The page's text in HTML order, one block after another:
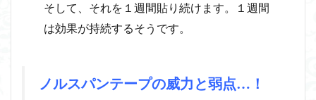
そして、それを１週間貼り続けます。１週間
は効果が持続するそうです。
ノルスパンテープの威力と弱点…！